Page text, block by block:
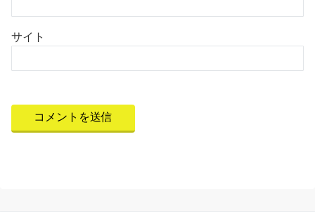
サイト